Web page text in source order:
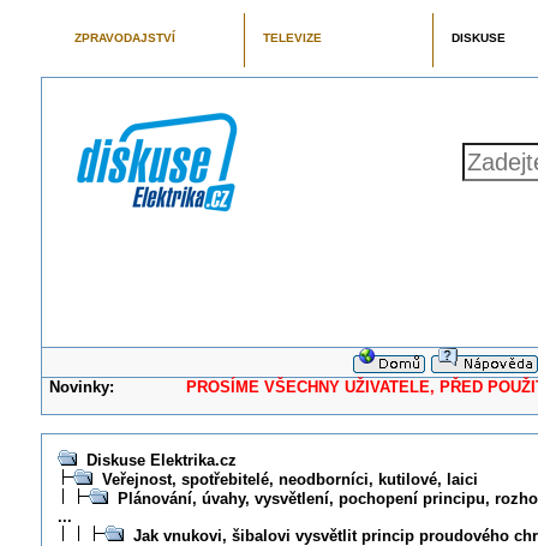
ZPRAVODAJSTVÍ TELEVIZE DISKUSE
Novinky: PROSÍME VŠECHNY UŽIVATELE, PŘED
Diskuse Elektrika.cz
Veřejnost, spotřebitelé, neodborníci, kutilové, laici
Plánování, úvahy, vysvětlení, pochopení principu,
...
Jak vnukovi, šibalovi vysvětlit princip proudového